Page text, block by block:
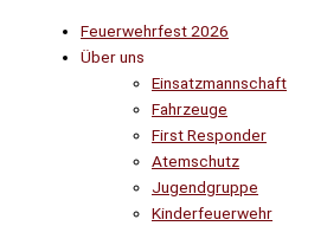
Feuerwehrfest 2026
Über uns
Einsatzmannschaft
Fahrzeuge
First Responder
Atemschutz
Jugendgruppe
Kinderfeuerwehr